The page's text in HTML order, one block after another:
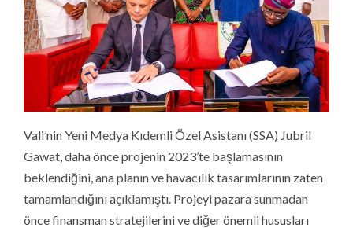
Vali’nin Yeni Medya Kıdemli Özel Asistanı (SSA) Jubril
Gawat, daha önce projenin 2023’te başlamasının
beklendiğini, ana planın ve havacılık tasarımlarının zaten
tamamlandığını açıklamıştı. Projeyi pazara sunmadan
önce finansman stratejilerini ve diğer önemli hususları